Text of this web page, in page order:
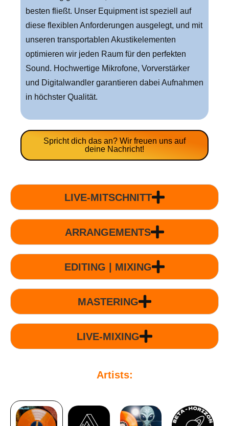
besten fließt. Unser Equipment ist speziell auf
diese flexiblen Anforderungen ausgelegt, und mit
unseren transportablen Akustikelementen
optimieren wir jeden Raum für den perfekten
Sound. Hochwertige Mikrofone, Vorverstärker
und Digitalwandler garantieren dabei Aufnahmen
in höchster Qualität.
Spricht dich das an? Wir freuen uns auf
deine Nachricht!
LIVE-MITSCHNITT
ARRANGEMENTS
EDITING | MIXING
MASTERING
LIVE-MIXING
Artists: